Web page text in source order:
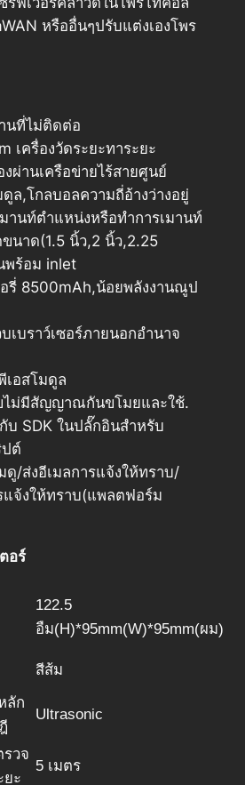
หรืออื่นๆปรับแต่งเองโพร
นที่ไม่ติดต่อ
เครื่องวัดระยะทาระยะ
ผ่านเครือข่ายไร้สายศูนย์
ล,โกลบอลความถี่อ้างว่างอยู่
านท์ตำแหน่งหรือทำการเมานท์
นาด(1.5 นิ้ว,2 นิ้ว,2.25
พร้อม inlet
รี่ 8500mAh,น้อยพลังงานณูป
เบราว์เซอร์ภายนอกอำนาจ
เอสโมดูล
ไม่มีสัญญาณกันขโมยและใช้.
บ SDK ในปลั๊กอินสำหรับ
ต์
/ส่งอีเมลการแจ้งให้ทราบ/
จ้งให้ทราบ(แพลตฟอร์ม
อร์
122.5
อืม(H)*95mm(W)*95mm(ผม)
สีส้ม
ลัก
Ultrasonic
รวจ
ยะ
5 เมตร